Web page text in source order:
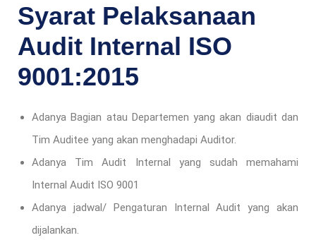
Syarat Pelaksanaan
Audit Internal ISO
9001:2015
Adanya Bagian atau Departemen yang akan diaudit dan
Tim Auditee yang akan menghadapi Auditor.
Adanya Tim Audit Internal yang sudah memahami
Internal Audit ISO 9001
Adanya jadwal/ Pengaturan Internal Audit yang akan
dijalankan.